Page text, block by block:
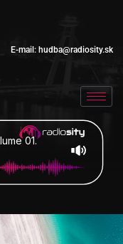
E-mail: hudba@radiosity.sk
01.